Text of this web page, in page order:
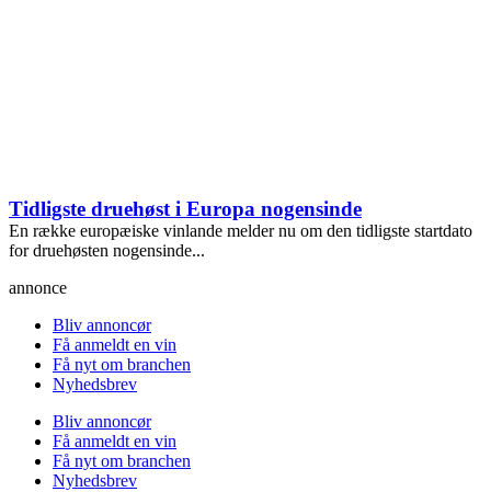
Tidligste druehøst i Europa nogensinde
En række europæiske vinlande melder nu om den tidligste startdato
for druehøsten nogensinde...
annonce
Bliv annoncør
Få anmeldt en vin
Få nyt om branchen
Nyhedsbrev
Bliv annoncør
Få anmeldt en vin
Få nyt om branchen
Nyhedsbrev